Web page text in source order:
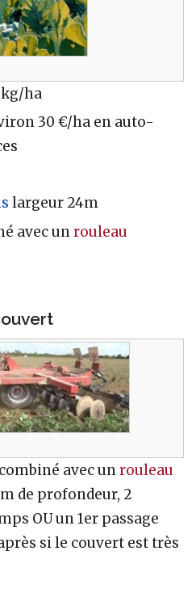
kg/ha
30 €/ha en auto-
largeur 24m
avec unrouleau
avec unrouleau
de profondeur, 2
OU un 1er passage
si le couvert est très